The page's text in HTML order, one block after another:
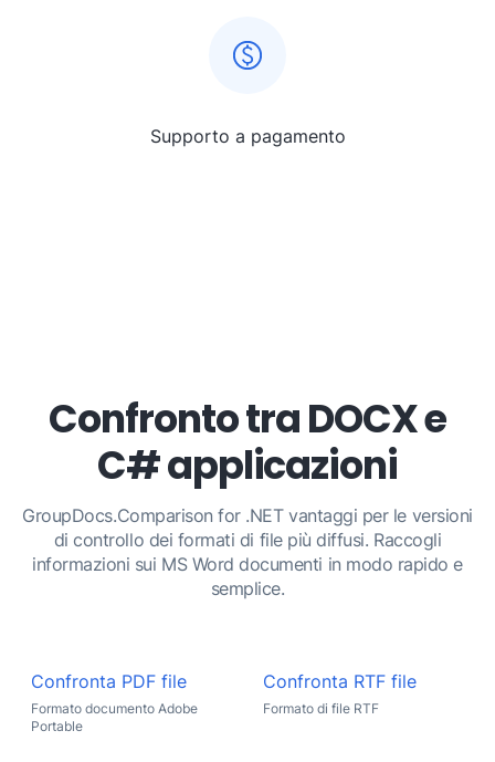
Supporto a pagamento
Confronto tra DOCX e
C# applicazioni
GroupDocs.Comparison for .NET vantaggi per le versioni
di controllo dei formati di file più diffusi. Raccogli
informazioni sui MS Word documenti in modo rapido e
semplice.
Confronta PDF file
Formato documento Adobe
Portable
Confronta RTF file
Formato di file RTF